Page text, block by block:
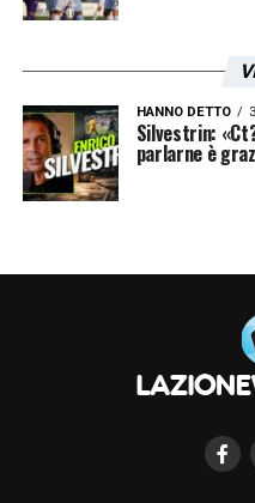
HANNO DETTO
Silvestrin:
parlarne è